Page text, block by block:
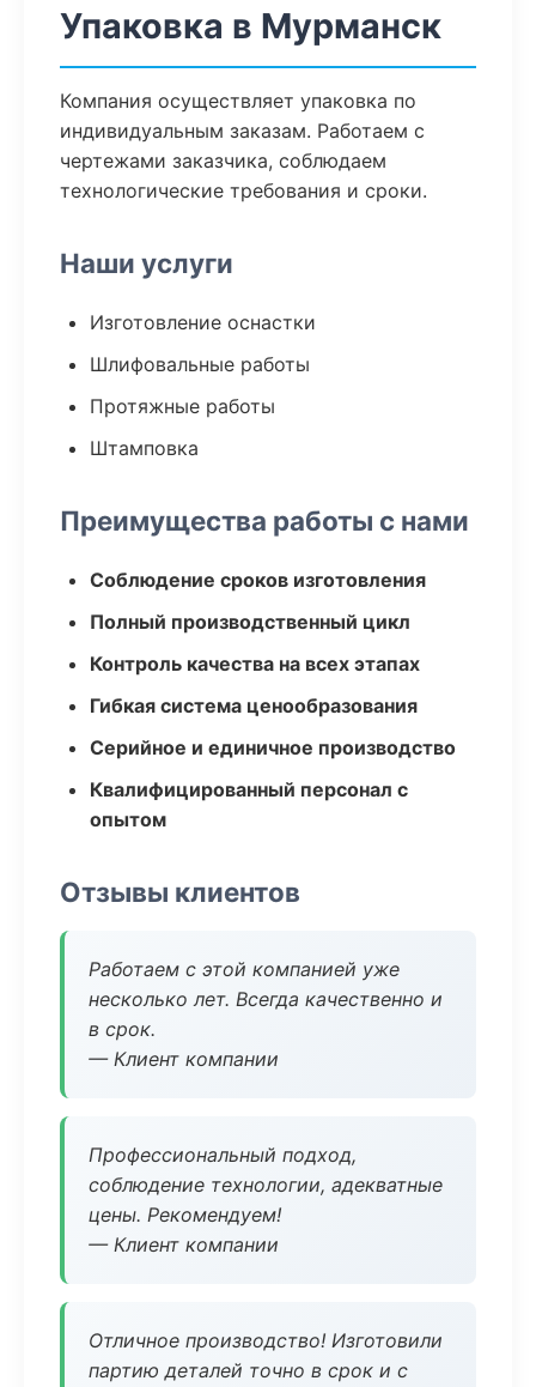
Упаковка в Мурманск
Компания осуществляет упаковка по
индивидуальным заказам. Работаем с
чертежами заказчика, соблюдаем
технологические требования и сроки.
Наши услуги
Изготовление оснастки
Шлифовальные работы
Протяжные работы
Штамповка
Преимущества работы с нами
Соблюдение сроков изготовления
Полный производственный цикл
Контроль качества на всех этапах
Гибкая система ценообразования
Серийное и единичное производство
Квалифицированный персонал с
опытом
Отзывы клиентов
Работаем с этой компанией уже
несколько лет. Всегда качественно и
в срок.
— Клиент компании
Профессиональный подход,
соблюдение технологии, адекватные
цены. Рекомендуем!
— Клиент компании
Отличное производство! Изготовили
партию деталей точно в срок и с